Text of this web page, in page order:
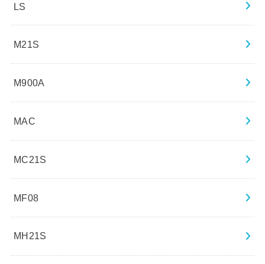
LS
M21S
M900A
MAC
MC21S
MF08
MH21S